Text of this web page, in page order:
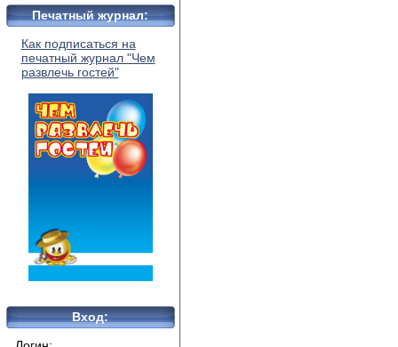
Печатный журнал:
Как подписаться на
печатный журнал "Чем
развлечь гостей"
Вход: